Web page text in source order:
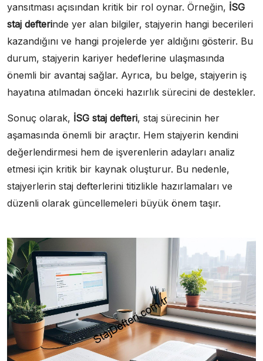
yansıtması açısından kritik bir rol oynar. Örneğin, İSG
staj defterinde yer alan bilgiler, stajyerin hangi becerileri
kazandığını ve hangi projelerde yer aldığını gösterir. Bu
durum, stajyerin kariyer hedeflerine ulaşmasında
önemli bir avantaj sağlar. Ayrıca, bu belge, stajyerin iş
hayatına atılmadan önceki hazırlık sürecini de destekler.
Sonuç olarak, İSG staj defteri, staj sürecinin her
aşamasında önemli bir araçtır. Hem stajyerin kendini
değerlendirmesi hem de işverenlerin adayları analiz
etmesi için kritik bir kaynak oluşturur. Bu nedenle,
stajyerlerin staj defterlerini titizlikle hazırlamaları ve
düzenli olarak güncellemeleri büyük önem taşır.